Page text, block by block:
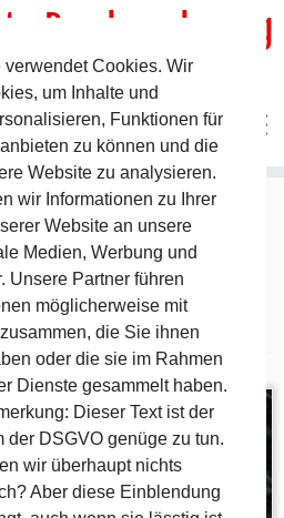
um Pommelsbrunn
Tag:30. September
verwendet Cookies. Wir
um Inhalte und
Funktionen für
zu können und die
Website zu analysieren.
wir Informationen zu Ihrer
Website an unsere
Medien, Werbung und
Unsere Partner führen
möglicherweise mit
die Sie ihnen
oder die sie im Rahmen
Dienste gesammelt haben.
Dieser Text ist der
der DSGVO genüge zu tun.
wir überhaupt nichts
Aber diese Einblendung